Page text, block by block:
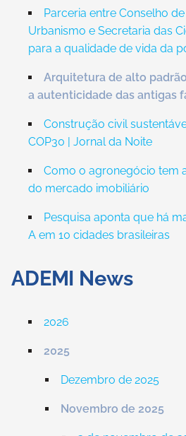
Parceria entre Conselho
Urbanismo e Secretaria das
para a qualidade de vida da
Arquitetura de alto
a autenticidade das antigas
Construção civil
COP30 | Jornal da Noite
Como o agronegócio tem
do mercado imobiliário
Pesquisa aponta que há
A em 10 cidades brasileiras
ADEMI News
2026
2025
Dezembro de 2025
Novembro de 2025